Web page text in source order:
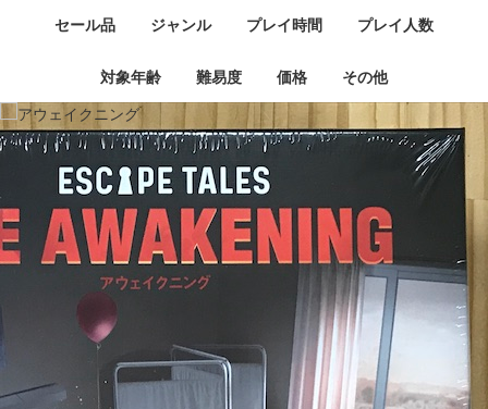
セール品
ジャンル プレイ時間 プレイ人数
対象年齢 難易度 価格 その他